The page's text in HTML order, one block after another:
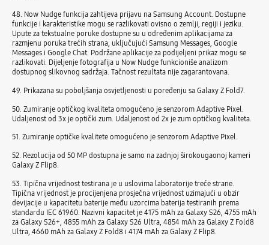
48. Now Nudge funkcija zahtijeva prijavu na Samsung Account. Dostupne
funkcije i karakteristike mogu se razlikovati ovisno o zemlji, regiji i jeziku.
Upute za tekstualne poruke dostupne su u određenim aplikacijama za
razmjenu poruka trećih strana, uključujući Samsung Messages, Google
Messages i Google Chat. Podržane aplikacije za podijeljeni prikaz mogu se
razlikovati. Dijeljenje fotografija u Now Nudge funkcioniše analizom
dostupnog slikovnog sadržaja. Tačnost rezultata nije zagarantovana.
49. Prikazana su poboljšanja osvjetljenosti u poređenju sa Galaxy Z Fold7.
50. Zumiranje optičkog kvaliteta omogućeno je senzorom Adaptive Pixel.
Udaljenost od 3x je optički zum. Udaljenost od 2x je zum optičkog kvaliteta.
51. Zumiranje optičke kvalitete omogućeno je senzorom Adaptive Pixel.
52. Rezolucija od 50 MP dostupna je samo na zadnjoj širokougaonoj kameri
Galaxy Z Flip8.
53. Tipična vrijednost testirana je u uslovima laboratorije treće strane.
Tipična vrijednost je procijenjena prosječna vrijednost uzimajući u obzir
devijacije u kapacitetu baterije među uzorcima baterija testiranih prema
standardu IEC 61960. Nazivni kapacitet je 4175 mAh za Galaxy S26, 4755 mAh
za Galaxy S26+, 4855 mAh za Galaxy S26 Ultra, 4854 mAh za Galaxy Z Fold8
Ultra, 4660 mAh za Galaxy Z Fold8 i 4174 mAh za Galaxy Z Flip8.